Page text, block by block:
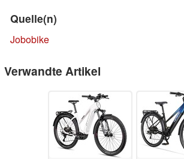
Quelle(n)
Jobobike
Verwandte Artikel